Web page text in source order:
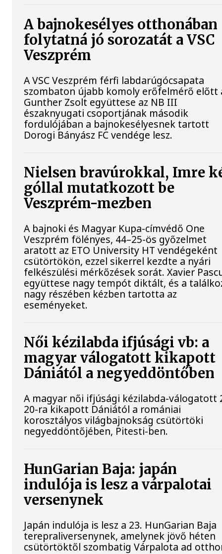
A bajnokesélyes otthonában
folytatná jó sorozatát a VSC
Veszprém
A VSC Veszprém férfi labdarúgócsapata
szombaton újabb komoly erőfelmérő előtt
Gunther Zsolt együttese az NB III
északnyugati csoportjának második
fordulójában a bajnokesélyesnek tartott
Dorogi Bányász FC vendége lesz.
Nielsen bravúrokkal, Imre
góllal mutatkozott be
Veszprém-mezben
A bajnoki és Magyar Kupa-címvédő One
Veszprém fölényes, 44–25-ös győzelmet
aratott az ETO University HT vendégeként
csütörtökön, ezzel sikerrel kezdte a nyári
felkészülési mérkőzések sorát. Xavier
együttese nagy tempót diktált, és a
nagy részében kézben tartotta az
eseményeket.
Női kézilabda ifjúsági vb: a
magyar válogatott kikapott
Dániától a negyeddöntőben
A magyar női ifjúsági kézilabda-válogatott
20-ra kikapott Dániától a romániai
korosztályos világbajnokság csütörtöki
negyeddöntőjében, Pitesti-ben.
HunGarian Baja: japán
indulója is lesz a várpalotai
versenynek
Japán indulója is lesz a 23. HunGarian Baja
terepraliversenynek, amelynek jövő héten
csütörtöktől szombatig Várpalota ad